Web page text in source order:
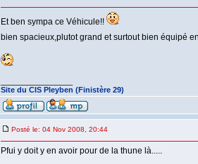
Et ben sympa ce Véhicule!!
bien spacieux,plutot grand et surtout bien équipé
Site du CIS Pleyben (Finistère 29)
Posté le: 04 Nov 2008, 20:44
Pfui y doit y en avoir pour de la thune là.....